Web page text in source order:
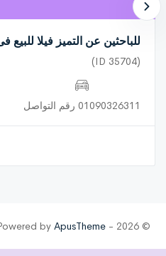
للباحثين عن التميز فيلا للبيع
(ID 35704)
01090326311 رقم التواصل
© 2026 - Houzing. All Rights Reserved. Powered by
ApusTheme